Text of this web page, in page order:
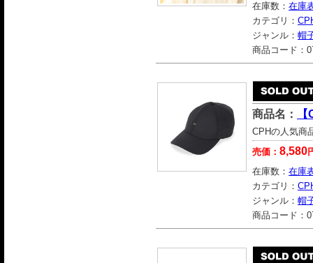
在庫数： 在庫
カテゴリ：
ジャンル： 帽
商品コード：
商品名：
CPHの人気商
売価： 8,580
在庫数： 在庫
カテゴリ：
ジャンル： 帽
商品コード：